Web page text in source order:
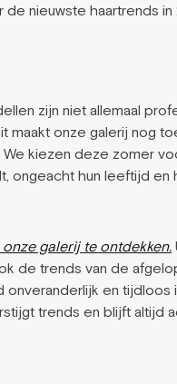
nieuwste haartrends in
zijn niet allemaal
maakt onze galerij nog
kiezen deze zomer
ongeacht hun leeftijd en
onze galerij te ontdekken.
de trends van de
en tijdloos
trends en blijft altijd